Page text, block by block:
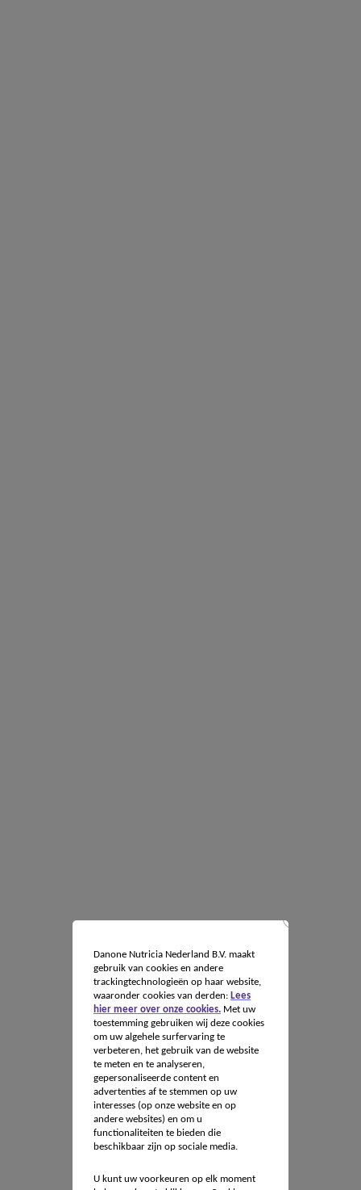
Danone Nutricia Nederland B.V. maakt
gebruik van cookies en andere
trackingtechnologieën op haar website,
waaronder cookies van derden: Lees
hier meer over onze cookies.Met uw
toestemming gebruiken wij deze cookies
om uw algehele surfervaring te
verbeteren, het gebruik van de website
te meten en te analyseren,
gepersonaliseerde content en
advertenties af te stemmen op uw
interesses (op onze website en op
andere websites) en om u
functionaliteiten te bieden die
beschikbaar zijn op sociale media.
U kunt uw voorkeuren op elk moment